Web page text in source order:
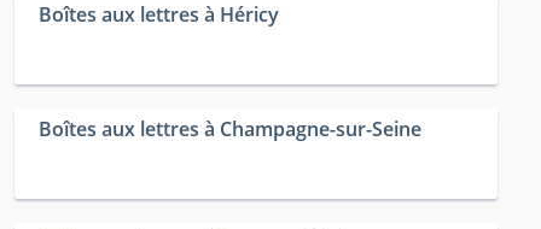
Boîtes aux lettres à Héricy
Boîtes aux lettres à Champagne-sur-Seine